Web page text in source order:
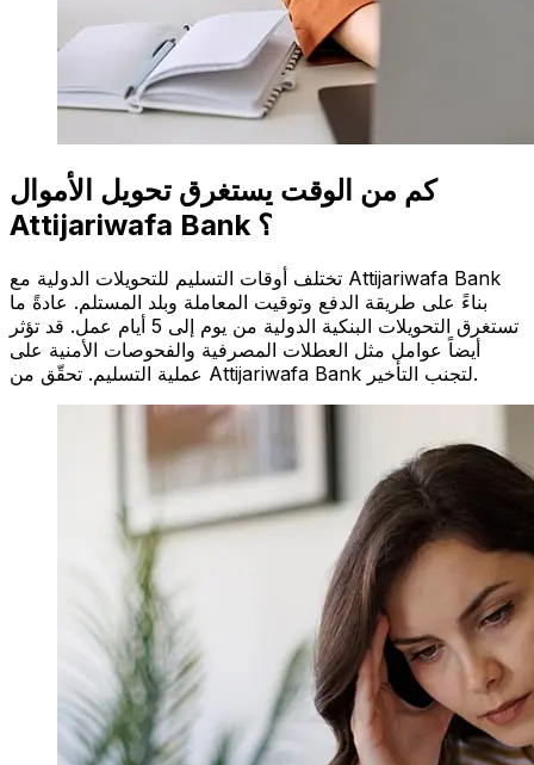
كم من الوقت يستغرق تحويل الأموال
Attijariwafa Bank ؟
تختلف أوقات التسليم للتحويلات الدولية مع Attijariwafa Bank
بناءً على طريقة الدفع وتوقيت المعاملة وبلد المستلم. عادةً ما
تستغرق التحويلات البنكية الدولية من يوم إلى 5 أيام عمل. قد تؤثر
أيضاً عوامل مثل العطلات المصرفية والفحوصات الأمنية على
عملية التسليم. تحقّق من Attijariwafa Bank لتجنب التأخير.